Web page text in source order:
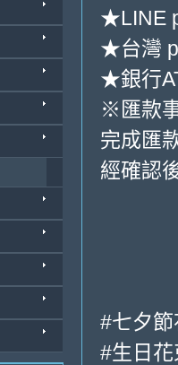
★LINE
★台灣
★銀行
※匯款
完成匯
經確認
#七夕
#生日花